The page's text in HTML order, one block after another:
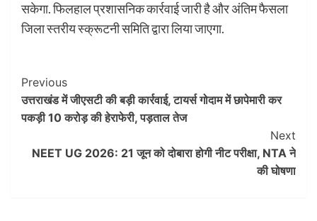
सकेगा. फिलहाल प्रशासनिक कार्रवाई जारी है और अंतिम फैसला
जिला स्तरीय स्क्रूटनी समिति द्वारा लिया जाएगा.
Post
Navigation
Previous
उत्तराखंड में जीएसटी की बड़ी कार्रवाई, टायर्स गोदाम में छापेमारी कर
पकड़ी 10 करोड़ की हेराफेरी, पड़ताल तेज
Next
NEET UG 2026: 21 जून को दोबारा होगी नीट परीक्षा, NTA ने
की घोषणा